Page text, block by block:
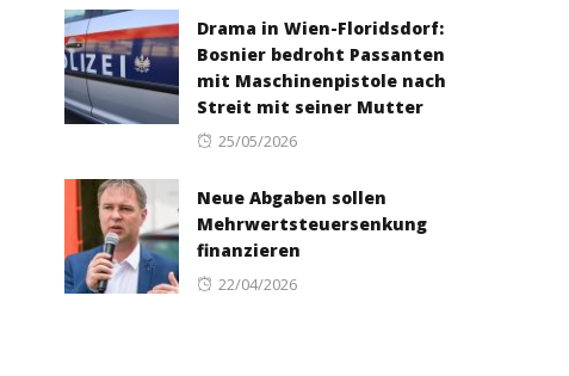
Drama in Wien-Floridsdorf:
Bosnier bedroht Passanten
mit Maschinenpistole nach
Streit mit seiner Mutter
Posted
25/05/2026
Neue Abgaben sollen
Mehrwertsteuersenkung
finanzieren
Posted
22/04/2026